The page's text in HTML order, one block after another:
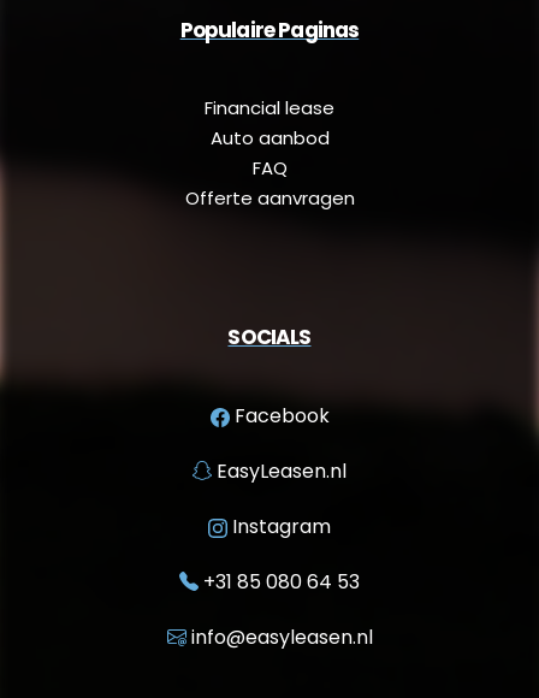
Populaire Paginas
Financial lease
Auto aanbod
FAQ
Offerte aanvragen
SOCIALS
Facebook
EasyLeasen.nl
Instagram
+31 85 080 64 53
info@easyleasen.nl